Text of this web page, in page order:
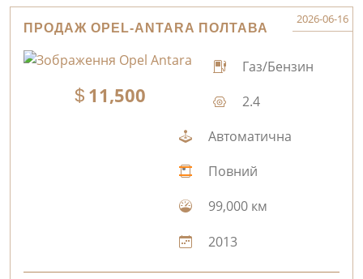
ПРОДАЖ OPEL-ANTARA ПОЛТАВА
2026-06-16
11,500
Газ/Бензин
2.4
Автоматична
Повний
99,000 км
2013